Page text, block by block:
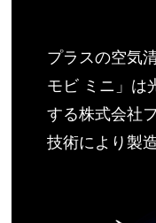
プラスの空気
モビ ミニ」は
する株式会社
技術により製